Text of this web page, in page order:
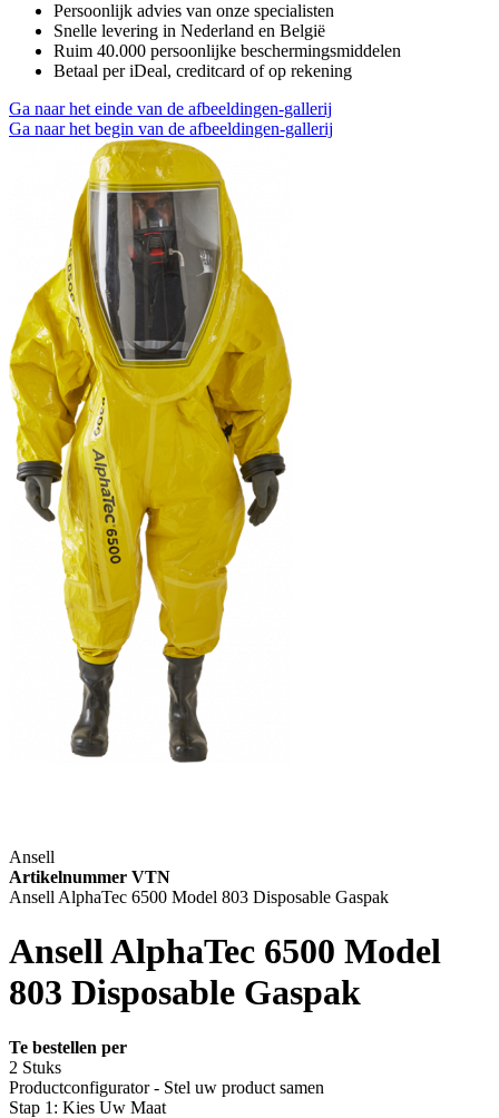
Persoonlijk advies van onze specialisten
Snelle levering in Nederland en België
Ruim 40.000 persoonlijke beschermingsmiddelen
Betaal per iDeal, creditcard of op rekening
Ga naar het einde van de afbeeldingen-gallerij
Ga naar het begin van de afbeeldingen-gallerij
Ansell
Artikelnummer VTN
Ansell AlphaTec 6500 Model 803 Disposable Gaspak
Ansell AlphaTec 6500 Model
803 Disposable Gaspak
Te bestellen per
2 Stuks
Productconfigurator - Stel uw product samen
Stap 1: Kies Uw Maat